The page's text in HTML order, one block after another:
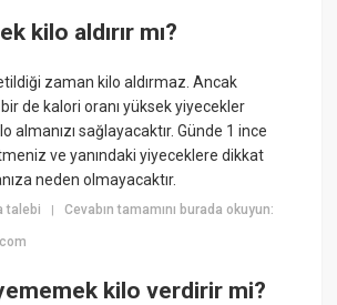
kilo aldırır mı?
zaman kilo aldırmaz. Ancak
de kalori oranı yüksek yiyecekler
almanızı sağlayacaktır. Günde 1 ince
ve yanındaki yiyeceklere dikkat
neden olmayacaktır.
talebi |Cevabın tamamını burada okuyun:
kilo verdirir mi?